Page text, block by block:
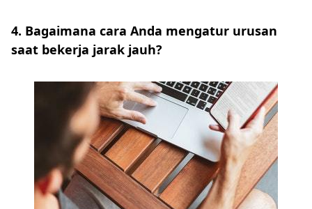
4. Bagaimana cara Anda mengatur urusan
saat bekerja jarak jauh?